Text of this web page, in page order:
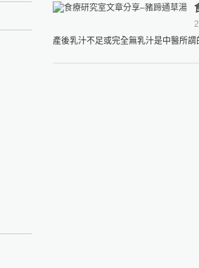
產後乳汁不足或完全無乳汁是中醫所